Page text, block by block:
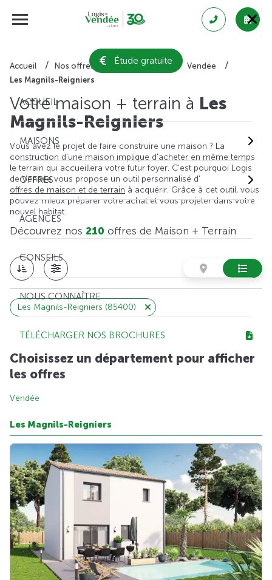
Étude gratuite
ACCUEIL
MAISONS
OFFRES
AGENCES
CONSEILS
NOUS CONNAÎTRE
TÉLÉCHARGER NOS BROCHURES
Accueil Nos offres de maison + terrain
Vendée
Les Magnils-Reigniers
Votre maison + terrain à Les
Magnils-Reigniers
Vous avez le projet de faire construire une maison ? La
construction d'une maison implique d'acheter en même temps
le terrain qui accueillera votre futur foyer. C'est pourquoi Logis
de Vendée vous propose un outil personnalisé d'
offres de maison et de terrain à acquérir. Grâce à cet outil, vous
pouvez mieux préparer votre achat et vous projeter dans votre
nouvel habitat.
Découvrez nos 210 offres de Maison + Terrain
Les Magnils-Reigniers (85400)
Choisissez un département pour afficher
les offres
Vendée
Les Magnils-Reigniers